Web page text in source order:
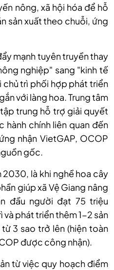
ến nông, xã hội hóa để hỗ
sản xuất theo chuỗi, ứng
mạnh tuyên truyền thay
ông nghiệp" sang "kinh tế
chủ trì phối hợp phát triển
ắn với làng hoa. Trung tâm
ập trung hỗ trợ giải quyết
hành chính liên quan đến
nhận VietGAP, OCOP
gốc.
2030, là khi nghề hoa cây
ần giúp xã Vệ Giang nâng
đầu người đạt 75 triệu
ì và phát triển thêm 1-2 sản
3 sao trở lên (hiện toàn
được công nhận).
ản từ việc quy hoạch điểm